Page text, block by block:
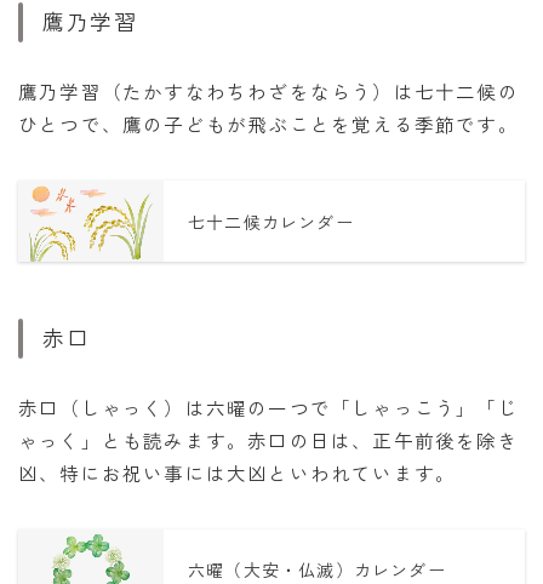
鷹乃学習
鷹乃学習（たかすなわちわざをならう）は七十二候の
ひとつで、鷹の子どもが飛ぶことを覚える季節です。
七十二候カレンダー
赤口
赤口（しゃっく）は六曜の一つで「しゃっこう」「じ
ゃっく」とも読みます。赤口の日は、正午前後を除き
凶、特にお祝い事には大凶といわれています。
六曜（大安・仏滅）カレンダー